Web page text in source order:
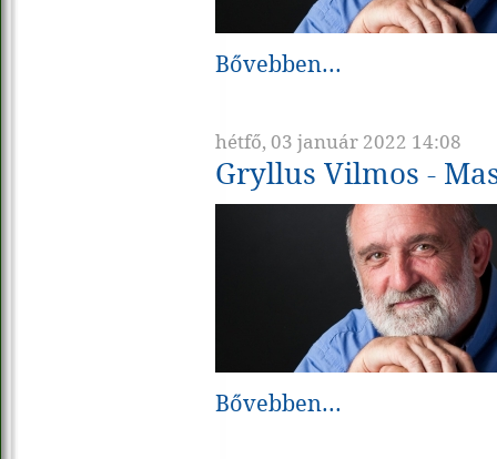
Bővebben...
hétfő, 03 január 2022 14:08
Gryllus Vilmos -
Bővebben...